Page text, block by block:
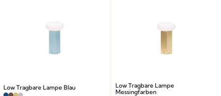
Low Tragbare Lampe Blau
Low Tragbare Lampe
Messingfarben